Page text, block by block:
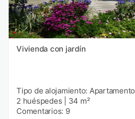
Vivienda con jardín
Tipo de alojamiento: Apartamento
2 huéspedes
34 m²
Comentarios: 9